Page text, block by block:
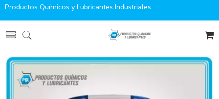
Productos Químicos y Lubricantes Industriales